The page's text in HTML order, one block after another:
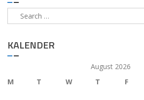
Search
for:
KALENDER
August 2026
M
T W T F